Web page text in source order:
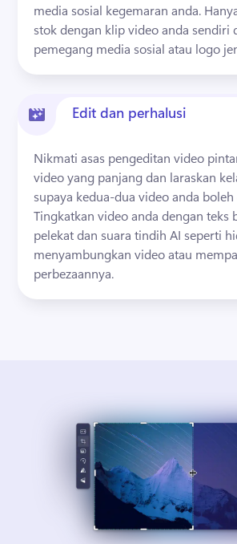
media sosial kegemaran anda.
stok dengan klip video anda sendiri
pemegang media sosial atau logo
Edit dan perhalusi
Nikmati asas pengeditan video
video yang panjang dan laraskan
Tingkatkan video anda dengan teks
pelekat dan suara tindih AI seperti
menyambungkan video atau
perbezaannya.